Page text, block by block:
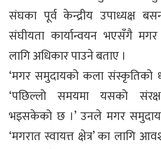
संघका पूर्व केन्द्रीय उपाध्यक्ष
संघीयता कार्यान्वयन भएसँगै
लागि अधिकार पाउने बताए ।
‘मगर समुदायको कला संस्कृतिको
‘पछिल्लो समयमा यसको
भइसकेको छ ।’ उनले मगर
‘मगरात स्वायत्त क्षेत्र’ का लागि